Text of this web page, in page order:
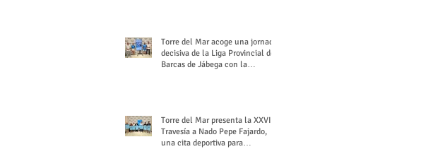
Torre del Mar acoge una jornada
decisiva de la Liga Provincial de
Barcas de Jábega con la
Torre del Mar presenta la XXVI
Travesía a Nado Pepe Fajardo,
una cita deportiva para